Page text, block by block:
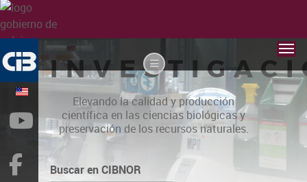
Elevando la calidad y producción
científica en las ciencias biológicas y
preservación de los recursos naturales.
Buscar en CIBNOR
YouTube
Facebook